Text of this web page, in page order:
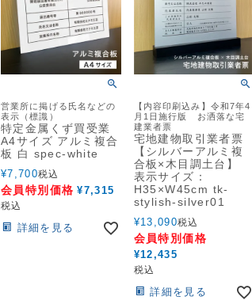
営業所に掲げる氏名などの
表示（標識）
特定金属くず買受業
A4サイズ アルミ複合
板 白 spec-white
¥7,700税込
会員特別価格 ¥7,315
税込
詳細を見る
【内容印刷込み】令和7年4
月1日施行版 お洒落な宅
建業者票
宅地建物取引業者票
【シルバーアルミ複
合板×木目調土台】
表示サイズ：
H35×W45cm tk-
stylish-silver01
¥13,090税込
会員特別価格
¥12,435
税込
詳細を見る